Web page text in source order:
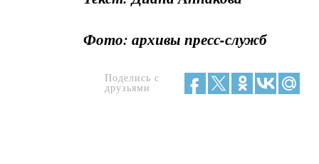
Фото: архивы пресс-служб
Поделись с
друзьями